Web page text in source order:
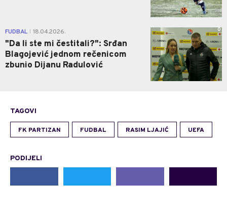
FUDBAL 18.04.2026.
"Da li ste mi čestitali?": Srđan
Blagojević jednom rečenicom
zbunio Dijanu Radulović
0
TAGOVI
FK PARTIZAN FUDBAL RASIM LJAJIĆ UEFA
PODIJELI